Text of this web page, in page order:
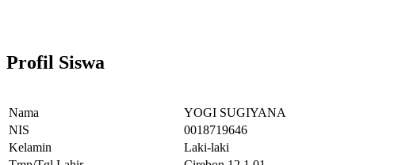
Profil Siswa
Nama
YOGI SUGIYANA
NIS
0018719646
Kelamin
Laki-laki